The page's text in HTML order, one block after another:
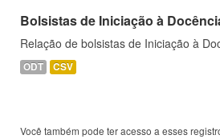
Bolsistas de Iniciação à
Relação de bolsistas de Iniciação à
ODT CSV
Você também pode ter acesso a esses